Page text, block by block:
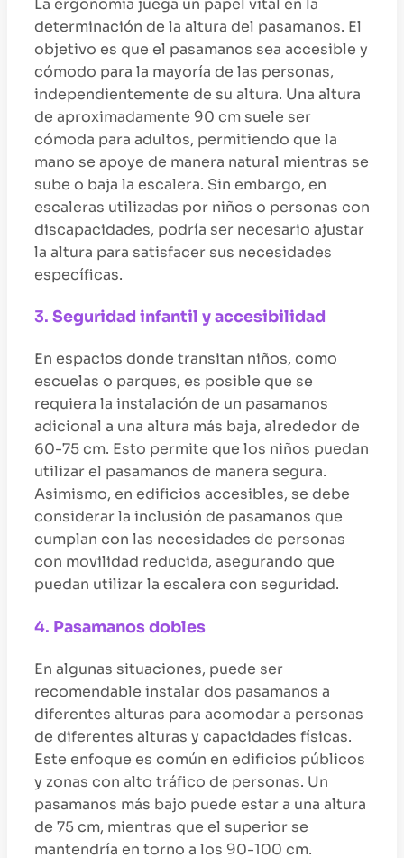
determinación de la altura del pasamanos. El
objetivo es que el pasamanos sea accesible y
cómodo para la mayoría de las personas,
independientemente de su altura. Una altura
de aproximadamente 90 cm suele ser
cómoda para adultos, permitiendo que la
mano se apoye de manera natural mientras se
sube o baja la escalera. Sin embargo, en
escaleras utilizadas por niños o personas con
discapacidades, podría ser necesario ajustar
la altura para satisfacer sus necesidades
específicas.
3. Seguridad infantil y accesibilidad
En espacios donde transitan niños, como
escuelas o parques, es posible que se
requiera la instalación de un pasamanos
adicional a una altura más baja, alrededor de
60-75 cm. Esto permite que los niños puedan
utilizar el pasamanos de manera segura.
Asimismo, en edificios accesibles, se debe
considerar la inclusión de pasamanos que
cumplan con las necesidades de personas
con movilidad reducida, asegurando que
puedan utilizar la escalera con seguridad.
4. Pasamanos dobles
En algunas situaciones, puede ser
recomendable instalar dos pasamanos a
diferentes alturas para acomodar a personas
de diferentes alturas y capacidades físicas.
Este enfoque es común en edificios públicos
y zonas con alto tráfico de personas. Un
pasamanos más bajo puede estar a una altura
de 75 cm, mientras que el superior se
mantendría en torno a los 90-100 cm.